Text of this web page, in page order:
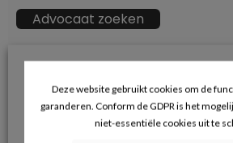
Advocaat zoeken
naar:
→ Klik hier voor opname in de
Deze website gebruikt cookies om de
garanderen. Conform de GDPR is het
niet-essentiële cookies uit te